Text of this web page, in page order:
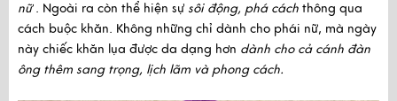
nữ. Ngoài ra còn thể hiện sự sôi động, phá cách thông qua
cách buộc khăn. Không những chỉ dành cho phái nữ, mà ngày
này chiếc khăn lụa được da dạng hơn dành cho cả cánh đàn
ông thêm sang trọng, lịch lãm và phong cách.